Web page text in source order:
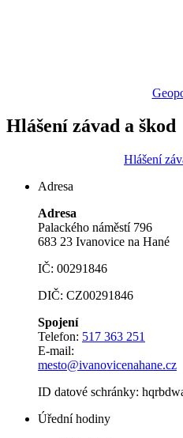
Hlášení závad a škod
Hlášení
Adresa
Adresa
Palackého náměstí 796
683 23 Ivanovice na Hané
IČ: 00291846
DIČ: CZ00291846
Spojení
Telefon: 517 363 251
E-mail:
mesto@ivanovicenahane.cz
ID datové schránky:
Úřední hodiny